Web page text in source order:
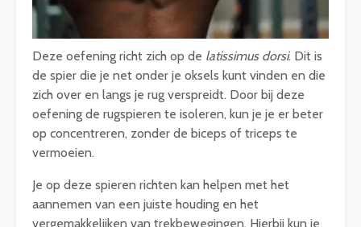
Deze oefening richt zich op de latissimus dorsi. Dit is
de spier die je net onder je oksels kunt vinden en die
zich over en langs je rug verspreidt. Door bij deze
oefening de rugspieren te isoleren, kun je je er beter
op concentreren, zonder de biceps of triceps te
vermoeien.
Je op deze spieren richten kan helpen met het
aannemen van een juiste houding en het
vergemakkelijken van trekbewegingen. Hierbij kun je